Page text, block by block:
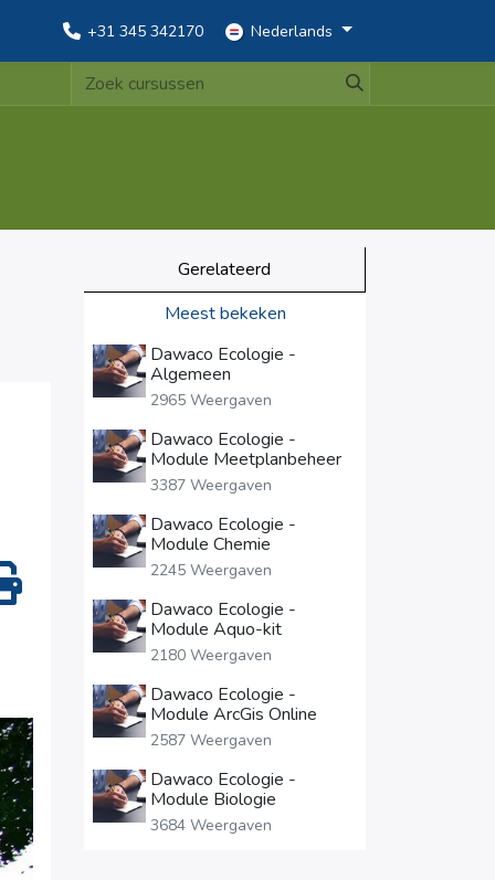
+31 345 342170 Nederlands
Gerelateerd
Meest bekeken
Dawaco Ecologie -
Algemeen
2965 Weergaven
Dawaco Ecologie -
Module Meetplanbeheer
3387 Weergaven
Dawaco Ecologie -
Module Chemie
2245 Weergaven
Dawaco Ecologie -
Module Aquo-kit
2180 Weergaven
Dawaco Ecologie -
Module ArcGis Online
2587 Weergaven
Dawaco Ecologie -
Module Biologie
3684 Weergaven